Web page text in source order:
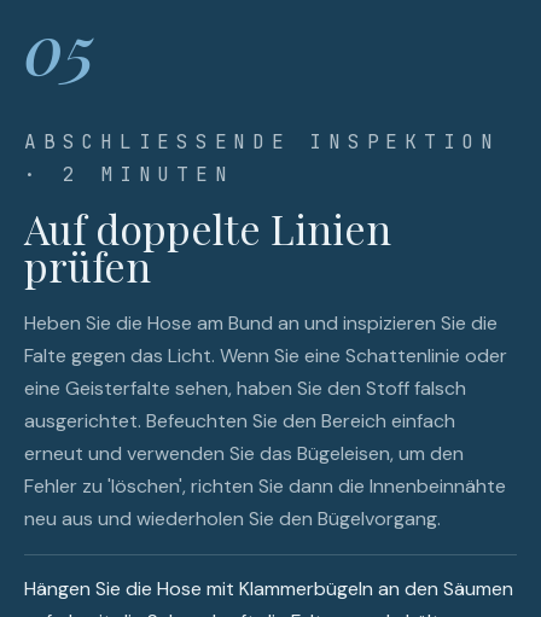
05
ABSCHLIESSENDE INSPEKTION ·
2 MINUTEN
Auf doppelte Linien
prüfen
Heben Sie die Hose am Bund an und inspizieren Sie die
Falte gegen das Licht. Wenn Sie eine Schattenlinie oder
eine Geisterfalte sehen, haben Sie den Stoff falsch
ausgerichtet. Befeuchten Sie den Bereich einfach
erneut und verwenden Sie das Bügeleisen, um den
Fehler zu 'löschen', richten Sie dann die Innenbeinnähte
neu aus und wiederholen Sie den Bügelvorgang.
Hängen Sie die Hose mit Klammerbügeln an den Säumen